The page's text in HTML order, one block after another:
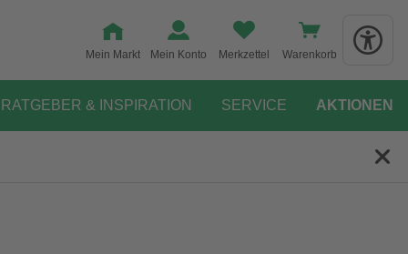
Mein Markt Mein Konto Merkzettel Warenkorb
RATGEBER & INSPIRATION SERVICE AKTIONEN